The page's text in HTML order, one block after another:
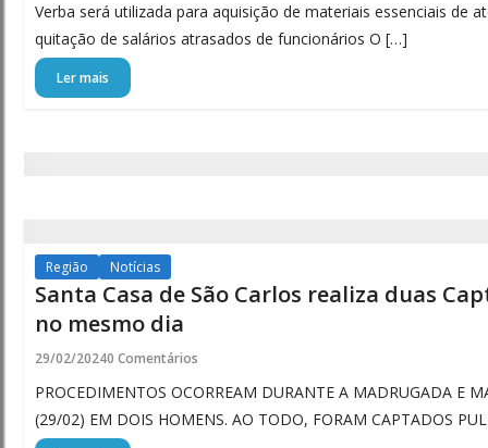
Verba será utilizada para aquisição de materiais essenciais de
quitação de salários atrasados de funcionários O […]
Ler mais
Região Notícias
Santa Casa de São Carlos realiza duas
no mesmo dia
29/02/20240 Comentários
PROCEDIMENTOS OCORREAM DURANTE A MADRUGADA E
(29/02) EM DOIS HOMENS. AO TODO, FORAM CAPTADOS